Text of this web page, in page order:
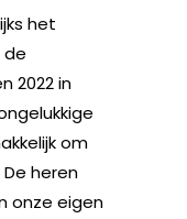
het
de
2022 in
om
heren
onze eigen